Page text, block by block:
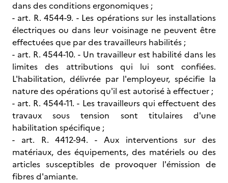
dans des conditions ergonomiques ;
- art. R. 4544-9. - Les opérations sur les installations
électriques ou dans leur voisinage ne peuvent être
effectuées que par des travailleurs habilités ;
- art. R. 4544-10. - Un travailleur est habilité dans les
limites des attributions qui lui sont confiées.
L'habilitation, délivrée par l'employeur, spécifie la
nature des opérations qu'il est autorisé à effectuer ;
- art. R. 4544-11. - Les travailleurs qui effectuent des
travaux sous tension sont titulaires d'une
habilitation spécifique ;
- art. R. 4412-94. - Aux interventions sur des
matériaux, des équipements, des matériels ou des
articles susceptibles de provoquer l'émission de
fibres d'amiante.